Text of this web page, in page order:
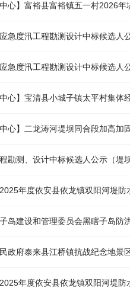
心】富裕县富裕镇五一村2026年
急度汛工程勘测设计中标候选人
急度汛工程勘测设计中标候选人
心】二龙涛河堤坝同合段加高加
勘测、设计中标候选人公示（堤
年度依安县依龙镇双阳河堤
岛建设和管理委员会黑瞎子岛防
政府泰来县江桥镇抗战纪念地景
年度依安县依龙镇双阳河堤